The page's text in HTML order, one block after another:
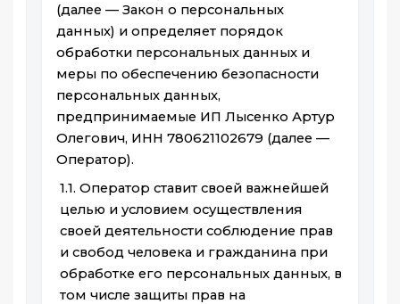
(далее — Закон о персональных
данных) и определяет порядок
обработки персональных данных и
меры по обеспечению безопасности
персональных данных,
предпринимаемые ИП Лысенко Артур
Олегович, ИНН 780621102679 (далее —
Оператор).
1.1. Оператор ставит своей важнейшей
целью и условием осуществления
своей деятельности соблюдение прав
и свобод человека и гражданина при
обработке его персональных данных, в
том числе защиты прав на